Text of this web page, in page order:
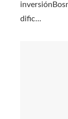
dific...